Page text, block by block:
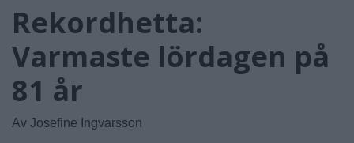
Rekordhetta:
Varmaste lördagen på
81 år
Av Josefine Ingvarsson